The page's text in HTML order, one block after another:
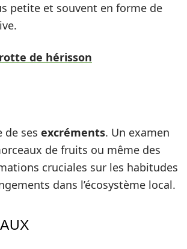
petite et souvent en forme de
de hérisson
de ses excréments. Un examen
de fruits ou même des
cruciales sur les habitudes
dans l’écosystème local.